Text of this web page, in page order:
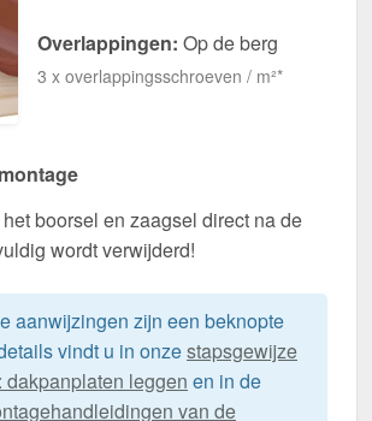
Overlappingen: Op de berg
3 x overlappingsschroeven / m²*
boorsel en zaagsel direct na de
wordt verwijderd!
aanwijzingen zijn een beknopte
vindt u in onzestapsgewijze
dakpanplaten leggen en in de
van de